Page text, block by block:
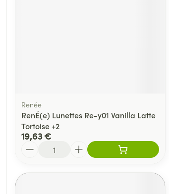
Renée
RenÉ(e) Lunettes Re-y01 Vanilla Latte
Tortoise +2
19,63 €